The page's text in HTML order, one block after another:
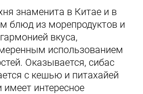
знаменита в Китае и в
блюд из морепродуктов и
вкуса,
использованием
Оказывается, сибас
с кешью и питахайей
имеет интересное